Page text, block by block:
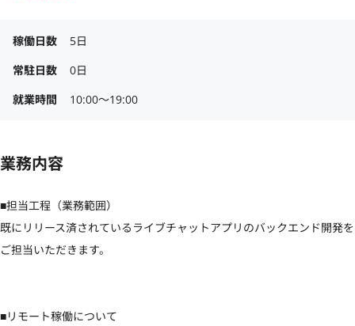
稼働日数
5日
常駐日数
0日
就業時間
10:00〜19:00
業務内容
■担当工程（業務範囲）
既にリリース済されているライブチャットアプリのバックエンド開発を
ご担当いただきます。
■リモート稼働について